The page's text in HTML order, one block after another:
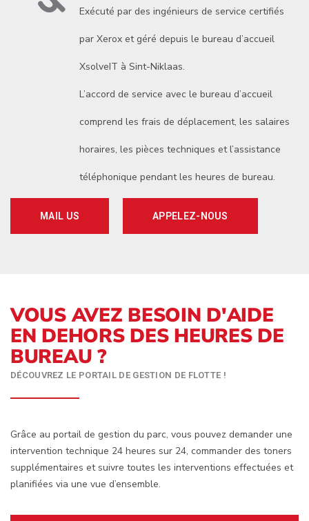
Exécuté par des ingénieurs de service certifiés
par Xerox et géré depuis le bureau d’accueil
XsolveIT à Sint-Niklaas.
L’accord de service avec le bureau d’accueil
comprend les frais de déplacement, les salaires
horaires, les pièces techniques et l’assistance
téléphonique pendant les heures de bureau.
MAIL US APPELEZ-NOUS
VOUS AVEZ BESOIN D'AIDE
EN DEHORS DES HEURES DE
BUREAU ?
DÉCOUVREZ LE PORTAIL DE GESTION DE FLOTTE !
Grâce au portail de gestion du parc, vous pouvez demander une
intervention technique 24 heures sur 24, commander des toners
supplémentaires et suivre toutes les interventions effectuées et
planifiées via une vue d’ensemble.